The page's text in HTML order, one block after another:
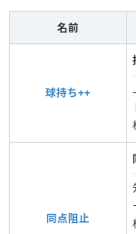
名前
球持ち++
同点阻止